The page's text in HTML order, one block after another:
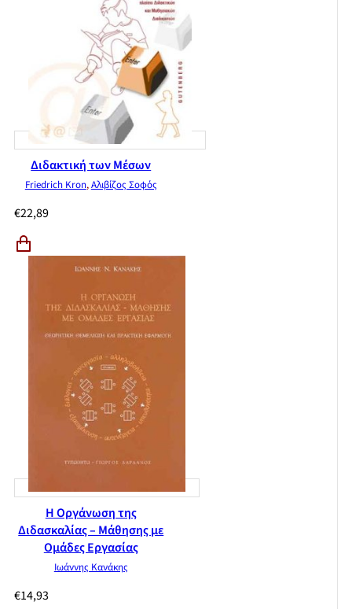
Διδακτική των Μέσων
Friedrich Kron,Αλιβίζος Σοφός
€22,89
Η Οργάνωση της
Διδασκαλίας – Μάθησης με
Ομάδες Εργασίας
Ιωάννης Κανάκης
€14,93